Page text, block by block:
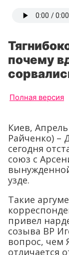
почему
Полная версия
Киев,
Райченко) –
сегодня
союз с
узде.
Такие
привел
созыва ВР
вопрос, чем
отличается